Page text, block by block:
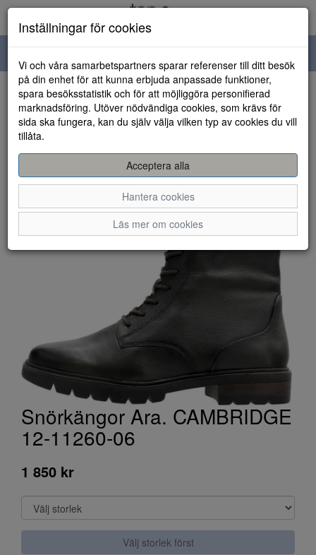
navigation
HEM
Snörkängor Ara. CAMBRIDGE
12-11260-06
1 850 kr
Välj storlek först
Inställningar för cookies
Vi och våra samarbetspartners sparar referenser till ditt besök
på din enhet för att kunna erbjuda anpassade funktioner,
spara besöksstatistik och för att möjliggöra personifierad
marknadsföring. Utöver nödvändiga cookies, som krävs för
sida ska fungera, kan du själv välja vilken typ av cookies du vill
tillåta.
Acceptera alla
Hantera cookies
Läs mer om cookies